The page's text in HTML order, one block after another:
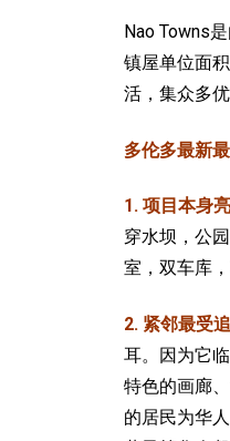
Nao Towns
镇屋单位面
活，集众多
多伦多最新
1. 项目本身
穿水坝，公
室，双车库
2. 紧邻最受
耳。因为它
特色的画廊
的居民为华